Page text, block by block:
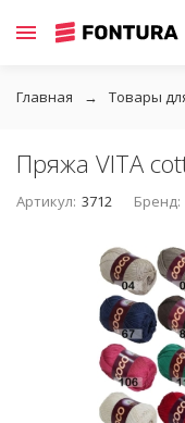
Главная Товары
Пряжа VITA
Артикул: 3712 Бренд: